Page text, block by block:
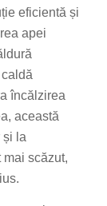
eficientă și
apei
încălzirea
această
și la
scăzut,